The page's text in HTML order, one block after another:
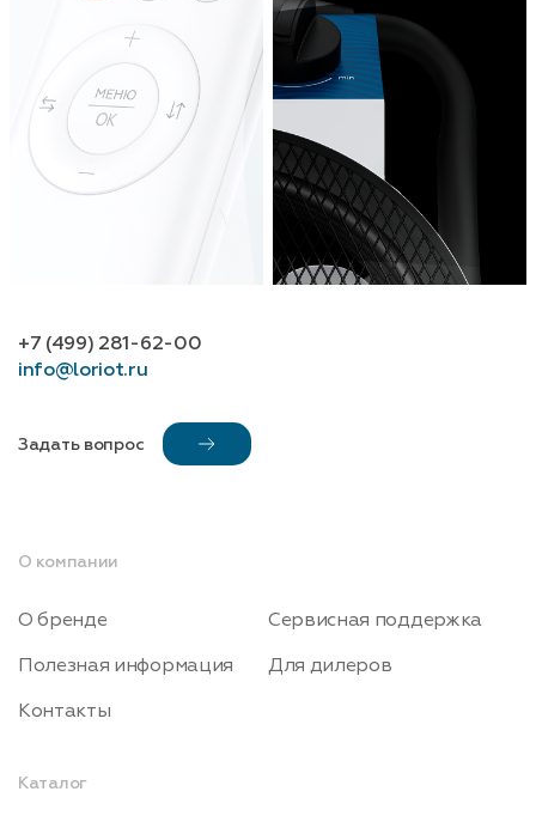
+7 (499) 281-62-00
info@loriot.ru
Задать вопрос
О компании
О бренде
Сервисная поддержка
Полезная информация
Для дилеров
Контакты
Каталог